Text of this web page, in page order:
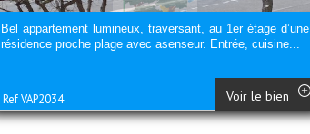
Bel appartement lumineux, traversant, au 1er étage d’une
résidence proche plage avec asenseur. Entrée, cuisine...
Ref VAP2034 Voir le bien